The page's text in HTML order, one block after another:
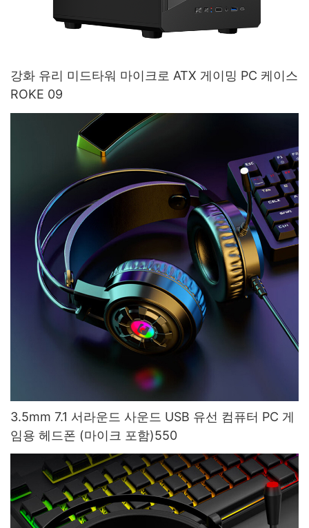
강화 유리 미드타워 마이크로 ATX 게이밍 PC 케이스
ROKE 09
3.5mm 7.1 서라운드 사운드 USB 유선 컴퓨터 PC 게
임용 헤드폰 (마이크 포함)550